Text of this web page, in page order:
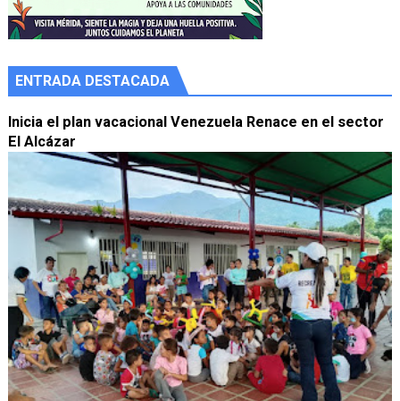
ENTRADA DESTACADA
Inicia el plan vacacional Venezuela Renace en el sector
El Alcázar